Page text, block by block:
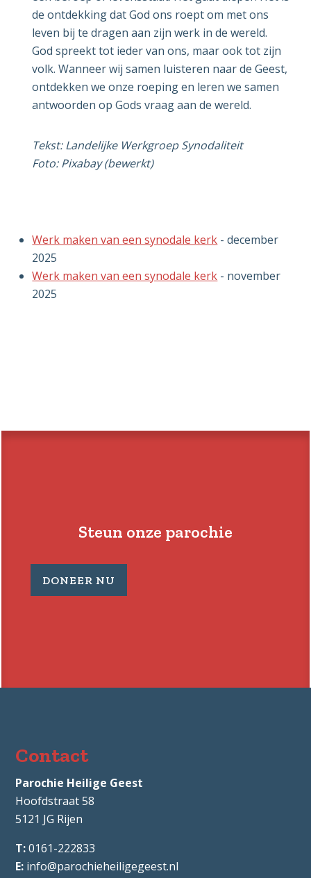
de ontdekking dat God ons roept om met ons
leven bij te dragen aan zijn werk in de wereld.
God spreekt tot ieder van ons, maar ook tot zijn
volk. Wanneer wij samen luisteren naar de Geest,
ontdekken we onze roeping en leren we samen
antwoorden op Gods vraag aan de wereld.
Tekst: Landelijke Werkgroep Synodaliteit
Foto: Pixabay (bewerkt)
Werk maken van een synodale kerk - december
2025
Werk maken van een synodale kerk - november
2025
Steun onze parochie
DONEER NU
Contact
Parochie Heilige Geest
Hoofdstraat 58
5121 JG Rijen
0161-222833
info@parochieheiligegeest.nl